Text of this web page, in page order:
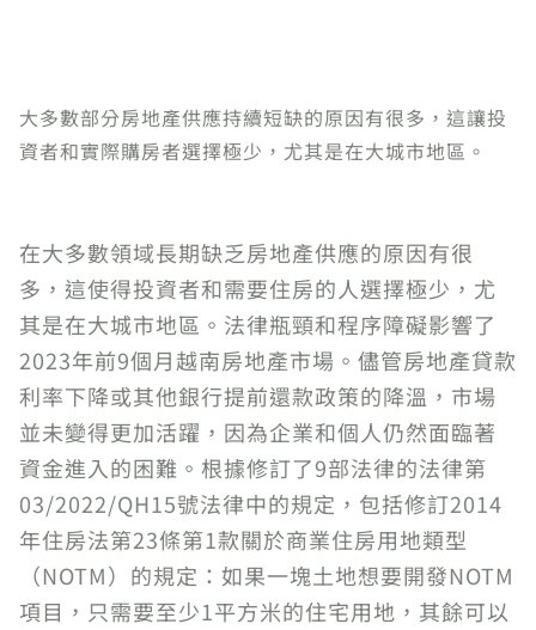
大多數部分房地產供應持續短缺的原因有很多，這讓投
資者和實際購房者選擇極少，尤其是在大城市地區。
在大多數領域長期缺乏房地產供應的原因有很
多，這使得投資者和需要住房的人選擇極少，尤
其是在大城市地區。法律瓶頸和程序障礙影響了
2023年前9個月越南房地產市場。儘管房地產貸款
利率下降或其他銀行提前還款政策的降溫，市場
並未變得更加活躍，因為企業和個人仍然面臨著
資金進入的困難。根據修訂了9部法律的法律第
03/2022/QH15號法律中的規定，包括修訂2014
年住房法第23條第1款關於商業住房用地類型
（NOTM）的規定：如果一塊土地想要開發NOTM
項目，只需要至少1平方米的住宅用地，其餘可以